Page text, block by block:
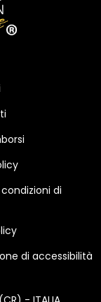
di
di accessibilità